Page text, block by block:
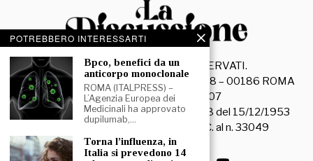
2026- TUTTI I DIRITTI RISERVATI.
La Discussione S.r.l. – Piazza Capranica, 78 – 00186 ROMA
C.F. e P. IVA 15045971007
Registrazione Tribunale di Roma n. 3628 del 15/12/1953
La società editrice è iscritta al R.O.C. al n. 33049
POTREBBERO INTERESSARTI
⁠⁠Bpco, benefici da un
anticorpo monoclonale
ROMA (ITALPRESS) –
L’Agenzia Europea dei
Medicinali ha approvato
dupilumab,…
⁠Torna l’influenza, in
Italia si prevedono 14